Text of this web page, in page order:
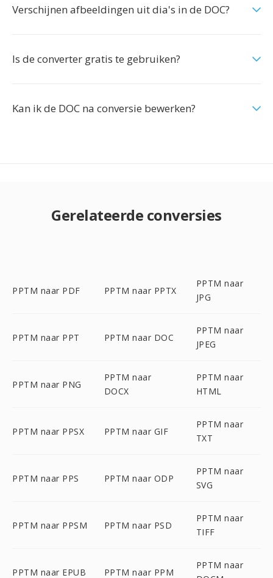
Verschijnen afbeeldingen uit dia's in de DOC?
Is de converter gratis te gebruiken?
Kan ik de DOC na conversie bewerken?
Gerelateerde conversies
PPTM naar PDF PPTM naar PPTX
PPTM naar
JPG
PPTM naar PPT PPTM naar DOC
PPTM naar
JPEG
PPTM naar PNG
PPTM naar
DOCX
PPTM naar
HTML
PPTM naar PPSX PPTM naar GIF
PPTM naar
TXT
PPTM naar PPS PPTM naar ODP
PPTM naar
SVG
PPTM naar PPSM PPTM naar PSD
PPTM naar
TIFF
PPTM naar EPUB PPTM naar PPM
PPTM naar